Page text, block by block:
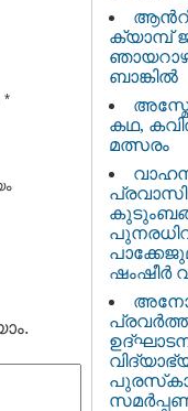
*
ക്യാമ്പ്
ബാങ്കിൽ
കഥ,
മത്സരം
പ്രവാസി
ഷംഷീർ